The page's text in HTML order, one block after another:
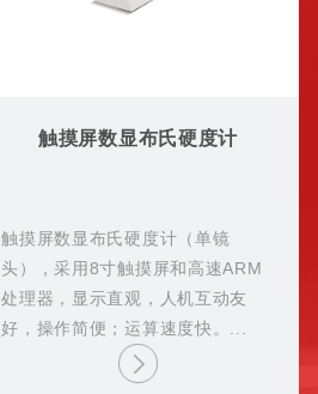
触摸屏数显布氏硬度计
触摸屏数显布氏硬度计（单镜
头），采用8寸触摸屏和高速ARM
处理器，显示直观，人机互动友
好，操作简便；运算速度快。...